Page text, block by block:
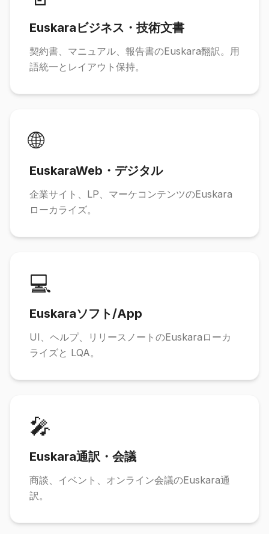
Euskaraビジネス・技術文書
契約書、マニュアル、報告書のEuskara翻訳。用
語統一とレイアウト保持。
🌐
EuskaraWeb・デジタル
企業サイト、LP、マーケコンテンツのEuskara
ローカライズ。
💻
Euskaraソフト/App
UI、ヘルプ、リリースノートのEuskaraローカ
ライズと LQA。
🎤
Euskara通訳・会議
商談、イベント、オンライン会議のEuskara通
訳。